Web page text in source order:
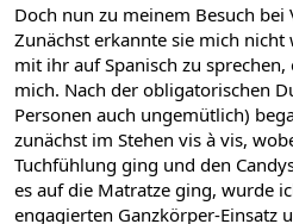
Doch nun zu meinem Besuch bei
Zunächst erkannte sie mich nicht
mit ihr auf Spanisch zu
mich. Nach der obligatorischen
Personen auch ungemütlich)
zunächst im Stehen vis à vis,
Tuchfühlung ging und den
es auf die Matratze ging, wurde
engagierten Ganzkörper-Einsatz